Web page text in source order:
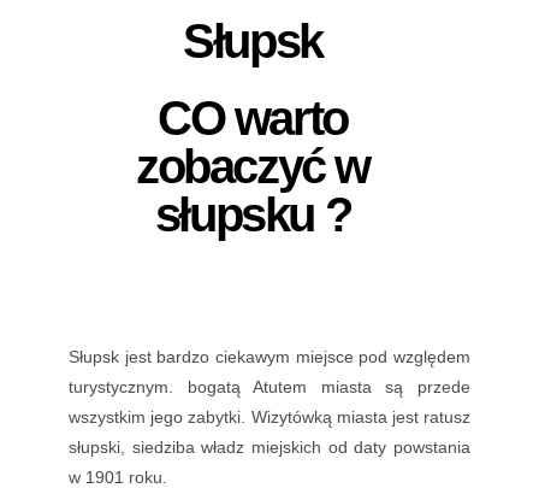
Słupsk
CO warto
zobaczyć w
słupsku ?
Słupsk jest bardzo ciekawym miejsce pod względem
turystycznym. bogatą Atutem miasta są przede
wszystkim jego zabytki. Wizytówką miasta jest ratusz
słupski, siedziba władz miejskich od daty powstania
w 1901 roku.